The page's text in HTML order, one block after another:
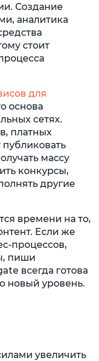
Создание
аналитика
стоит
для
основа
сетях.
платных
массу
конкурсы,
другие
времени на то,
Если же
процессов,
пиши
всегда готова
новый уровень.
увеличить